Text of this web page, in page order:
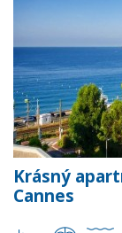
Krásný
Cannes